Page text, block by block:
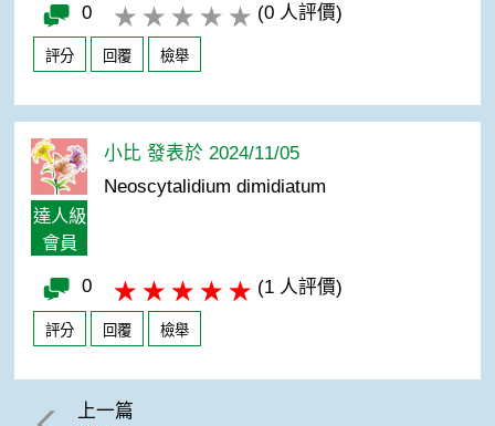
0 (0 人評價)
評分 回覆 檢舉
達人級
會員
小比 發表於 2024/11/05
Neoscytalidium dimidiatum
0 (1 人評價)
評分 回覆 檢舉
上一篇